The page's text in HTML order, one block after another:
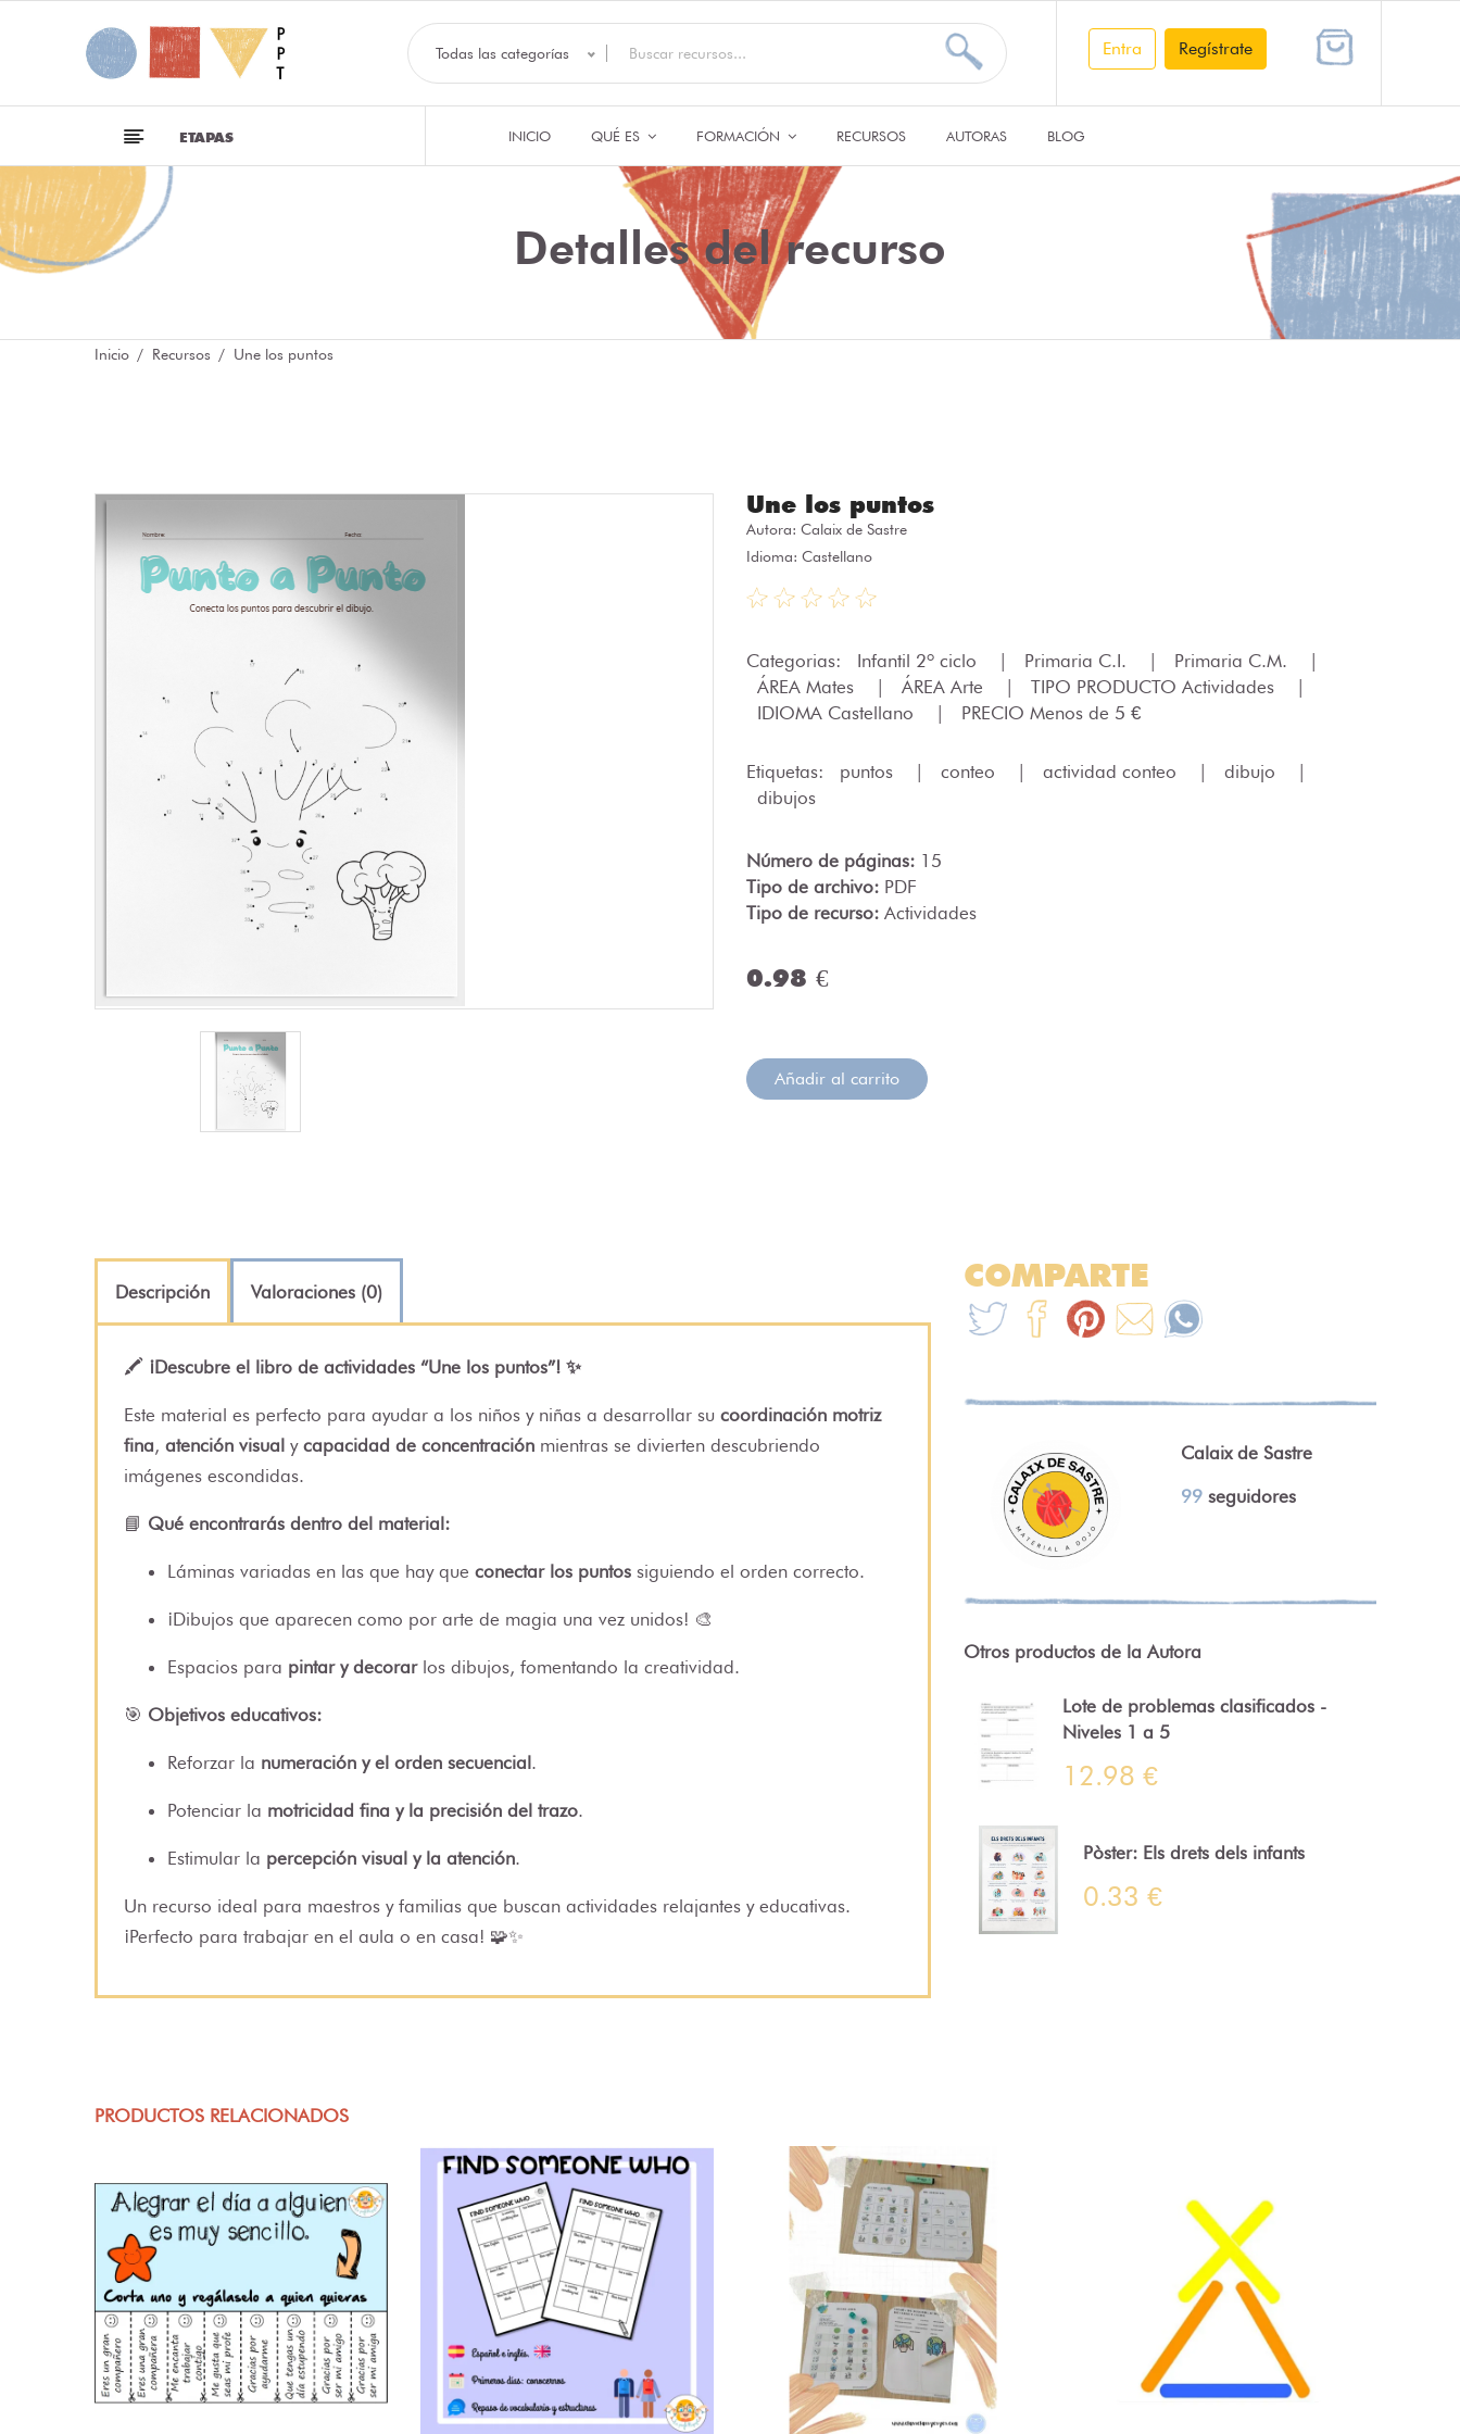
Todas las categorías Entra Regístrate
ETAPAS INICIO QUÉ ES FORMACIÓN RECURSOS AUTORAS BLOG
Detalles del recurso
Inicio Recursos Une los puntos
Une los puntos
Autora: Calaix de Sastre
Idioma: Castellano
Categorias: Infantil 2º ciclo Primaria C.I. Primaria C.M.
ÁREA Mates
ÁREA Arte TIPO PRODUCTO Actividades
IDIOMA Castellano
PRECIO Menos de 5 €
Etiquetas: puntos conteo actividad conteo dibujo
dibujos
Número de páginas: 15
Tipo de archivo: PDF
Tipo de recurso: Actividades
0.98 €
Añadir al carrito
Descripción Valoraciones (0)
🖍️ ¡Descubre el libro de actividades “Une los puntos”! ✨
Este material es perfecto para ayudar a los niños y niñas a desarrollar su coordinación motriz
fina, atención visual y capacidad de concentración mientras se divierten descubriendo
imágenes escondidas.
📘 Qué encontrarás dentro del material:
Láminas variadas en las que hay que conectar los puntos siguiendo el orden correcto.
¡Dibujos que aparecen como por arte de magia una vez unidos! 🎨
Espacios para pintar y decorarlos dibujos, fomentando la creatividad.
🎯 Objetivos educativos:
Reforzar la numeración y el orden secuencial.
Potenciar la motricidad fina y la precisión del trazo.
Estimular la percepción visual y la atención.
Un recurso ideal para maestros y familias que buscan actividades relajantes y educativas.
¡Perfecto para trabajar en el aula o en casa! 🧩✨
COMPARTE
Calaix de Sastre
99 seguidores
Otros productos de la Autora
Lote de problemas clasificados -
Niveles 1 a 5
12.98 €
Pòster: Els drets dels infants
0.33 €
PRODUCTOS RELACIONADOS